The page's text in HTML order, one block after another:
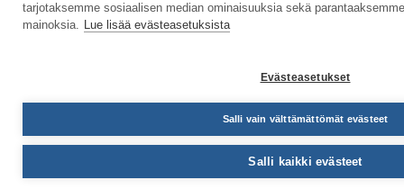
tarjotaksemme sosiaalisen median ominaisuuksia sekä
mainoksia. Lue lisää evästeasetuksista
Evästeasetukset
Salli vain välttämättömät evästeet
Salli kaikki evästeet